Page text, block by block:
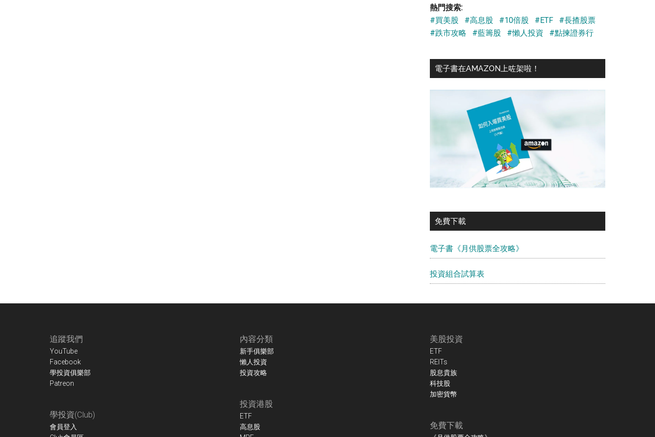
熱門搜索:
#買美股
#高息股 #10倍股 #ETF
#長揸股票
#跌市攻略
#藍籌股 #懶人投資 #點揀證券行
電子書在AMAZON上咗架啦！
免費下載
電子書《月供股票全攻略》
投資組合試算表
追蹤我們
YouTube
Facebook
學投資俱樂部
Patreon
學投資(Club)
會員登入
內容分類
新手俱樂部
懶人投資
投資攻略
投資港股
ETF
高息股
美股投資
ETF
REITs
股息貴族
科技股
加密貨幣
免費下載